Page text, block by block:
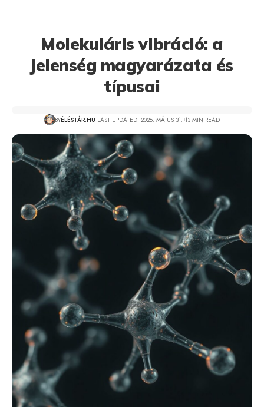
Molekuláris vibráció: a
jelenség magyarázata és
típusai
BYÉLÉSTÁR.HU LAST UPDATED: 2026. MÁJUS 31. 13 MIN READ